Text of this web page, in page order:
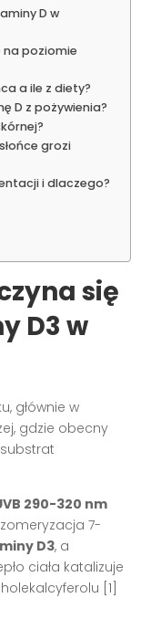
D w
na poziomie
a ile z diety?
D z pożywienia?
grozi
i dlaczego?
się
D3 w
głównie w
gdzie obecny
290-320 nm
7-
D3, a
ciała katalizuje
[1]